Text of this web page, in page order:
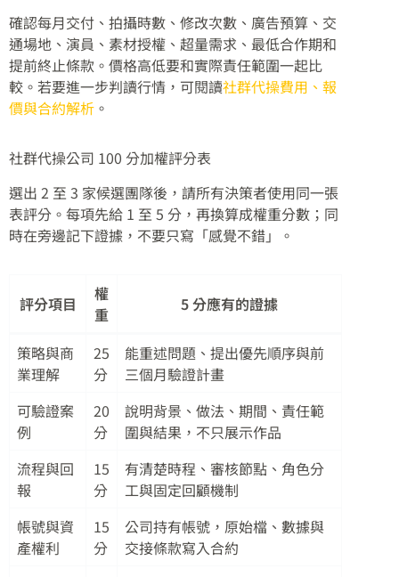
確認每月交付、拍攝時數、修改次數、廣告預算、交
通場地、演員、素材授權、超量需求、最低合作期和
提前終止條款。價格高低要和實際責任範圍一起比
較。若要進一步判讀行情，可閱讀社群代操費用、報
價與合約解析 。
社群代操公司 100 分加權評分表
選出 2 至 3 家候選團隊後，請所有決策者使用同一張
表評分。每項先給 1 至 5 分，再換算成權重分數；同
時在旁邊記下證據，不要只寫「感覺不錯」。
評分項目
權
重
5 分應有的證據
策略與商
業理解
25
分
能重述問題、提出優先順序與前
三個月驗證計畫
可驗證案
例
20
分
說明背景、做法、期間、責任範
圍與結果，不只展示作品
流程與回
報
15
分
有清楚時程、審核節點、角色分
工與固定回顧機制
帳號與資
產權利
15
分
公司持有帳號，原始檔、數據與
交接條款寫入合約